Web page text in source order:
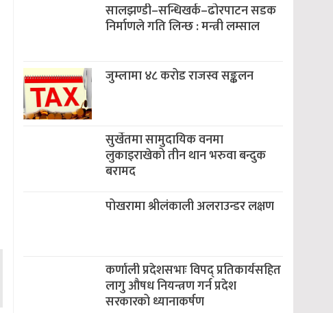
सालझण्डी–सन्धिखर्क–ढोरपाटन सडक
निर्माणले गति लिन्छ : मन्त्री लम्साल
जुम्लामा ४८ करोड राजस्व सङ्कलन
सुर्खेतमा सामुदायिक वनमा
लुकाइराखेको तीन थान भरुवा बन्दुक
बरामद
पोखरामा श्रीलंकाली अलराउन्डर लक्षण
कर्णाली प्रदेशसभाः विपद् प्रतिकार्यसहित
लागु औषध नियन्त्रण गर्न प्रदेश
सरकारको ध्यानाकर्षण